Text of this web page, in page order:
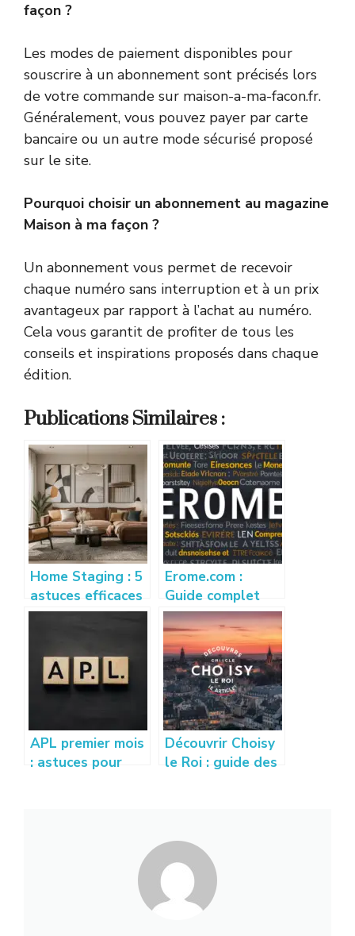
façon ?
Les modes de paiement disponibles pour
souscrire à un abonnement sont précisés lors
de votre commande sur maison-a-ma-facon.fr.
Généralement, vous pouvez payer par carte
bancaire ou un autre mode sécurisé proposé
sur le site.
Pourquoi choisir un abonnement au magazine
Maison à ma façon ?
Un abonnement vous permet de recevoir
chaque numéro sans interruption et à un prix
avantageux par rapport à l’achat au numéro.
Cela vous garantit de profiter de tous les
conseils et inspirations proposés dans chaque
édition.
Publications Similaires :
Home Staging : 5
astuces efficaces
pour vendre son
rapidement
Erome.com :
Guide complet
pour comprendre
et utiliser la
plateforme
APL premier mois
: astuces pour
Découvrir Choisy
le Roi : guide des